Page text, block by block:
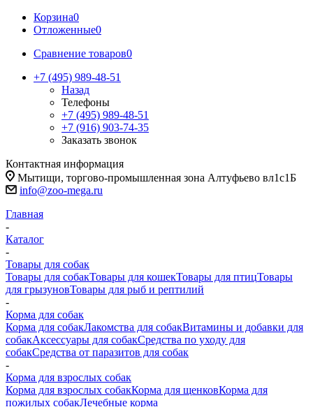
Корзина0
Отложенные0
Сравнение товаров0
+7 (495) 989-48-51
Назад
Телефоны
+7 (495) 989-48-51
+7 (916) 903-74-35
Заказать звонок
Контактная информация
Мытищи, торгово-промышленная зона Алтуфьево вл1с1Б
info@zoo-mega.ru
Главная
-
Каталог
-
Товары для собак
Товары для собакТовары для кошекТовары для птицТовары
для грызуновТовары для рыб и рептилий
-
Корма для собак
Корма для собакЛакомства для собакВитамины и добавки для
собакАксессуары для собакСредства по уходу для
собакСредства от паразитов для собак
-
Корма для взрослых собак
Корма для взрослых собакКорма для щенковКорма для
пожилых собакЛечебные корма